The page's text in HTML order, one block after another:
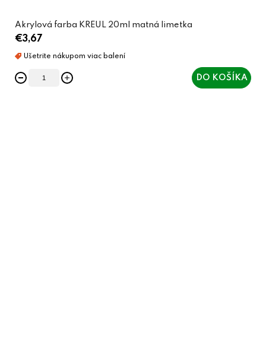
Akrylová farba KREUL 20ml matná limetka
€3,67
DO KOŠÍKA